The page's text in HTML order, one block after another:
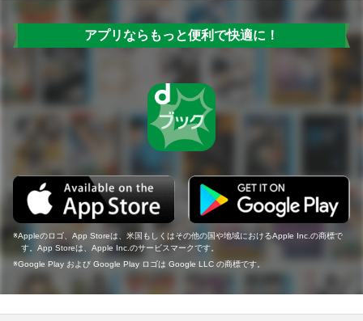
アプリならもっと便利で快適に！
Appleのロゴ、App Storeは、米国もしくはその他の国や地域におけるApple Inc.の商標で
す。App Storeは、Apple Inc.のサービスマークです。
Google Play および Google Play ロゴは Google LLC の商標です。